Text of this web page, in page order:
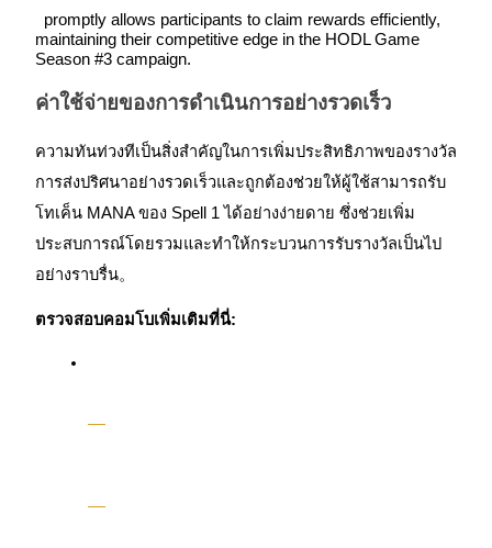
แนะนำ
คู่มือเริ่มต้นฟิวเจอร์ส
promptly allows participants to claim rewards efficiently,
maintaining their competitive edge in the HODL Game
Season #3 campaign.
ค่าใช้จ่ายของการดำเนินการอย่างรวดเร็ว
ความทันท่วงทีเป็นสิ่งสำคัญในการเพิ่มประสิทธิภาพของรางวัล
การส่งปริศนาอย่างรวดเร็วและถูกต้องช่วยให้ผู้ใช้สามารถรับ
โทเค็น MANA ของ Spell 1 ได้อย่างง่ายดาย ซึ่งช่วยเพิ่ม
ประสบการณ์โดยรวมและทำให้กระบวนการรับรางวัลเป็นไป
อย่างราบรื่น。
ตรวจสอบคอมโบเพิ่มเติมที่นี่: